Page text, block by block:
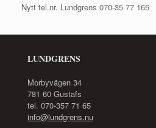
Nytt tel.nr. Lundgrens 070-35 77 165
LUNDGRENS
Morbyvägen 34
781 60 Gustafs
tel. 070-357 71 65
info@lundgrens.nu